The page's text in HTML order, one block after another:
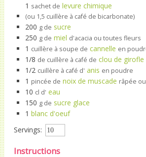
1 sachet de levure chimique
(ou 1,5 cuillère à café de bicarbonate)
200 g de sucre
250 g de miel d'acacia ou toutes fleurs
1 cuillère à soupe de cannelle en
1/8 de cuillère à café de clou de girofle
1/2 cuillère à café d' anis en poudre
1 pincée de noix de muscade râpée
10 cl d' eau
150 g de sucre glace
1 blanc d'oeuf
Servings:
Instructions